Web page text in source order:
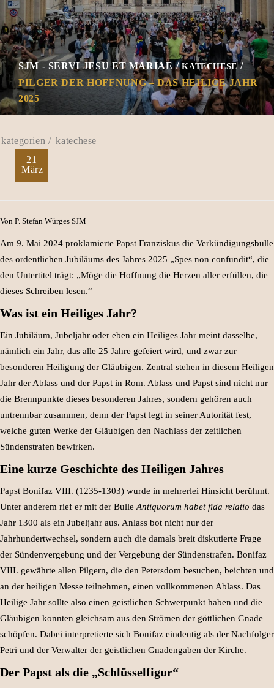
SJM - SERVI JESU ET MARIAE KATECHESE
PILGER DER HOFFNUNG – DAS HEILIGE JAHR
2025
katechese
21
März
Von P. Stefan Würges SJM
Am 9. Mai 2024 proklamierte Papst Franziskus die Verkündigungsbulle
des ordentlichen Jubiläums des Jahres 2025 „Spes non confundit“, die
den Untertitel trägt: „Möge die Hoffnung die Herzen aller erfüllen, die
dieses Schreiben lesen.“
Was ist ein Heiliges Jahr?
Ein Jubiläum, Jubeljahr oder eben ein Heiliges Jahr meint dasselbe,
nämlich ein Jahr, das alle 25 Jahre gefeiert wird, und zwar zur
besonderen Heiligung der Gläubigen. Zentral stehen in diesem Heiligen
Jahr der Ablass und der Papst in Rom. Ablass und Papst sind nicht nur
die Brennpunkte dieses besonderen Jahres, sondern gehören auch
untrennbar zusammen, denn der Papst legt in seiner Autorität fest,
welche guten Werke der Gläubigen den Nachlass der zeitlichen
Sündenstrafen bewirken.
Eine kurze Geschichte des Heiligen Jahres
Papst Bonifaz VIII. (1235-1303) wurde in mehrerlei Hinsicht berühmt.
Unter anderem rief er mit der Bulle Antiquorum habet fida relatio das
Jahr 1300 als ein Jubeljahr aus. Anlass bot nicht nur der
Jahrhundertwechsel, sondern auch die damals breit diskutierte Frage
der Sündenvergebung und der Vergebung der Sündenstrafen. Bonifaz
VIII. gewährte allen Pilgern, die den Petersdom besuchen, beichten und
an der heiligen Messe teilnehmen, einen vollkommenen Ablass. Das
Heilige Jahr sollte also einen geistlichen Schwerpunkt haben und die
Gläubigen konnten gleichsam aus den Strömen der göttlichen Gnade
schöpfen. Dabei interpretierte sich Bonifaz eindeutig als der Nachfolger
Petri und der Verwalter der geistlichen Gnadengaben der Kirche.
Der Papst als die „Schlüsselfigur“